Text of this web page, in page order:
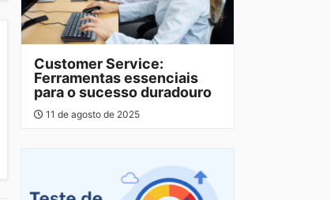
Customer Service:
Ferramentas essenciais
para o sucesso duradouro
11 de agosto de 2025